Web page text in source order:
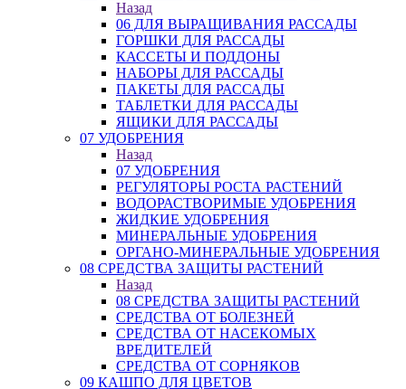
Назад
06 ДЛЯ ВЫРАЩИВАНИЯ РАССАДЫ
ГОРШКИ ДЛЯ РАССАДЫ
КАССЕТЫ И ПОДДОНЫ
НАБОРЫ ДЛЯ РАССАДЫ
ПАКЕТЫ ДЛЯ РАССАДЫ
ТАБЛЕТКИ ДЛЯ РАССАДЫ
ЯЩИКИ ДЛЯ РАССАДЫ
07 УДОБРЕНИЯ
Назад
07 УДОБРЕНИЯ
РЕГУЛЯТОРЫ РОСТА РАСТЕНИЙ
ВОДОРАСТВОРИМЫЕ УДОБРЕНИЯ
ЖИДКИЕ УДОБРЕНИЯ
МИНЕРАЛЬНЫЕ УДОБРЕНИЯ
ОРГАНО-МИНЕРАЛЬНЫЕ УДОБРЕНИЯ
08 СРЕДСТВА ЗАЩИТЫ РАСТЕНИЙ
Назад
08 СРЕДСТВА ЗАЩИТЫ РАСТЕНИЙ
СРЕДСТВА ОТ БОЛЕЗНЕЙ
СРЕДСТВА ОТ НАСЕКОМЫХ
ВРЕДИТЕЛЕЙ
СРЕДСТВА ОТ СОРНЯКОВ
09 КАШПО ДЛЯ ЦВЕТОВ